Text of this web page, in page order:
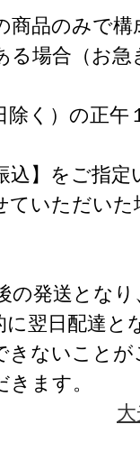
品のみで構
場合（お急
く）の正午
】をご指定
ていただいた
の発送となり
に翌日配達と
きないこと
ます。